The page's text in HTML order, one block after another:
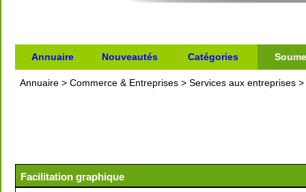
Annuaire Nouveautés Catégories
Annuaire > Commerce & Entreprises > Services aux entreprises >
Facilitation graphique